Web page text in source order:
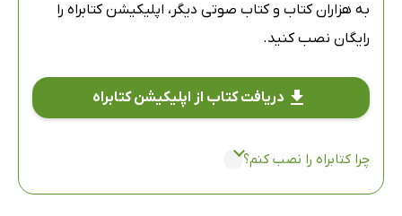
به هزاران کتاب و کتاب صوتی دیگر، اپلیکیشن کتابراه را
رایگان نصب کنید.
دریافت کتاب از اپلیکیشن کتابراه
چرا کتابراه را نصب کنم؟